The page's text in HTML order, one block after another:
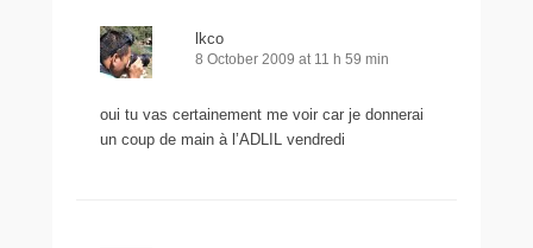
lkco
8 October 2009 at 11 h 59 min
oui tu vas certainement me voir car je donnerai
un coup de main à l’ADLIL vendredi